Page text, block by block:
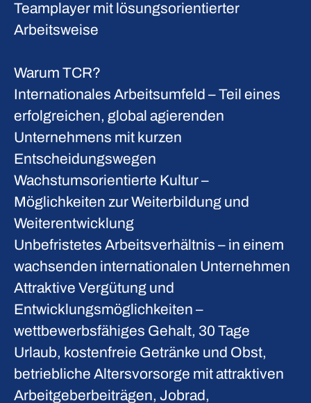
Teamplayer mit lösungsorientierter
Arbeitsweise
Warum TCR?
Internationales Arbeitsumfeld – Teil eines
erfolgreichen, global agierenden
Unternehmens mit kurzen
Entscheidungswegen
Wachstumsorientierte Kultur–
Möglichkeiten zur Weiterbildung und
Weiterentwicklung
Unbefristetes Arbeitsverhältnis – in einem
wachsenden internationalen Unternehmen
Attraktive Vergütung und
Entwicklungsmöglichkeiten –
wettbewerbsfähiges Gehalt, 30 Tage
Urlaub, kostenfreie Getränke und Obst,
betriebliche Altersvorsorge mit attraktiven
Arbeitgeberbeiträgen, Jobrad,